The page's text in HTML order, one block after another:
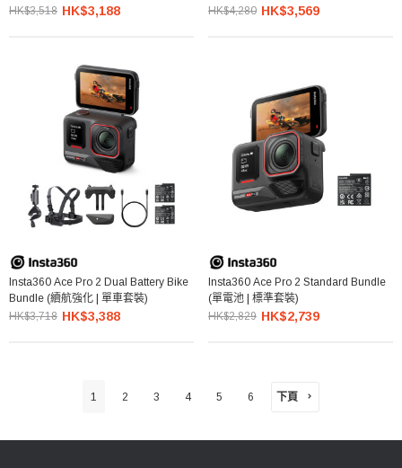
HK$3,518 HK$3,188
裝2.0)
HK$4,280 HK$3,569
Insta360 Ace Pro 2 Dual Battery Bike
Bundle (續航強化 | 單車套裝)
HK$3,718 HK$3,388
Insta360 Ace Pro 2 Standard Bundle
(單電池 | 標準套裝)
HK$2,829 HK$2,739
1 2 3 4 5 6 下頁